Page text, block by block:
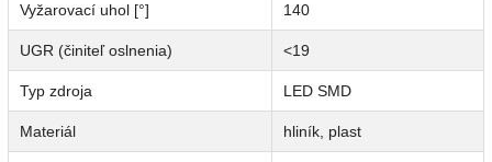
Vyžarovací uhol [°] 140
UGR (činiteľ oslnenia) <19
Typ zdroja LED SMD
Materiál hliník, plast